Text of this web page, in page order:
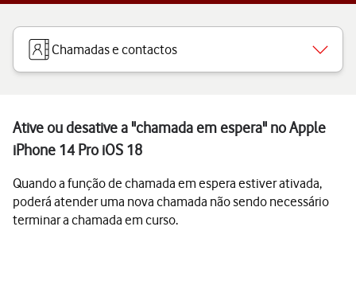
Chamadas e contactos
Ative ou desative a "chamada em espera" no Apple
iPhone 14 Pro iOS 18
Quando a função de chamada em espera estiver ativada,
poderá atender uma nova chamada não sendo necessário
terminar a chamada em curso.